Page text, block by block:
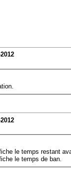
le temps restant
le temps de ban.